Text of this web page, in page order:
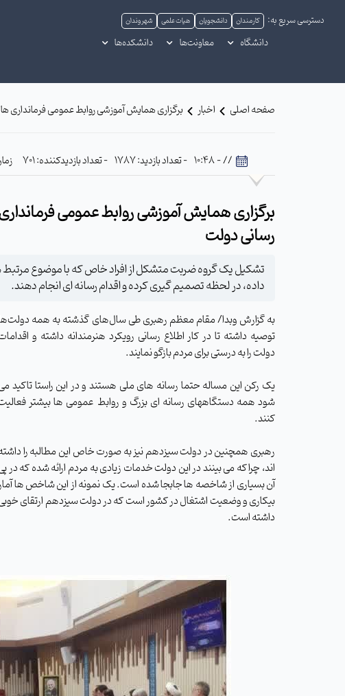
دسترسی سریع به: کارمندان دانشجویان هیات علمی شهروندان
دانشگاه معاونت‌ها دانشکده‌ها
صفحه اصلی اخبار برگزاری همایش آموزشی روابط عمومی فرمانداری
// - 10:48 - تعداد بازدید: 1787 - تعداد بازدیدکننده: 701
برگزاری همایش آموزشی روابط عمومی
رسانی دولت
تشکیل یک گروه ضربت متشکل از افراد خاص که با موضوع
داده، در لحظه تصمیم گیری کرده و اقدام رسانه ای انجام دهند.
به گزارش وبدا/ مقام معظم رهبری طی سال‌های گذشته به همه
توصیه داشته تا در کار اطلاع رسانی رویکرد هنرمندانه داشته و
دولت را به درستی برای مردم بازگو نمایند.
یک رکن این مساله حتما رسانه های ملی هستند و در این راستا تاکید
شود همه دستگاههای رسانه ای بزرگ و روابط عمومی ها بیشتر
کنند.
رهبری همچنین در دولت سیزدهم نیز به صورت خاص این مطالبه را
اند، چرا که می بینند در این دولت خدمات زیادی به مردم ارائه شده که در
آن بسیاری از شاخصه ها جابجا شده است. یک نمونه از این شاخص ها آمار
بیکاری و وضعیت اشتغال در کشور است که در دولت سیزدهم ارتقای
داشته است.